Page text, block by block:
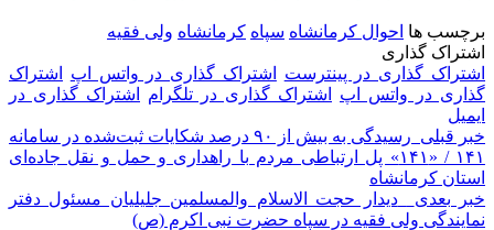
برچسب ها احوال کرمانشاه سپاه کرمانشاه ولی فقیه
اشتراک گذاری
اشتراک گذاری در پینترست
اشتراک گذاری در واتس اپ
اشتراک
گذاری در واتس اپ
اشتراک گذاری در تلگرام
اشتراک گذاری در
ایمیل
خبر قبلی
رسیدگی به بیش از ۹۰ درصد شکایات ثبت‌شده در سامانه
۱۴۱ / «۱۴۱» پل ارتباطی مردم با راهداری و حمل و نقل جاده‌ای
استان کرمانشاه
خبر بعدی
دیدار حجت الاسلام والمسلمین جلیلیان مسئول دفتر
نمایندگی ولی فقیه در سپاه حضرت نبی اکرم (ص)